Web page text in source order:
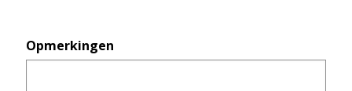
Opmerkingen